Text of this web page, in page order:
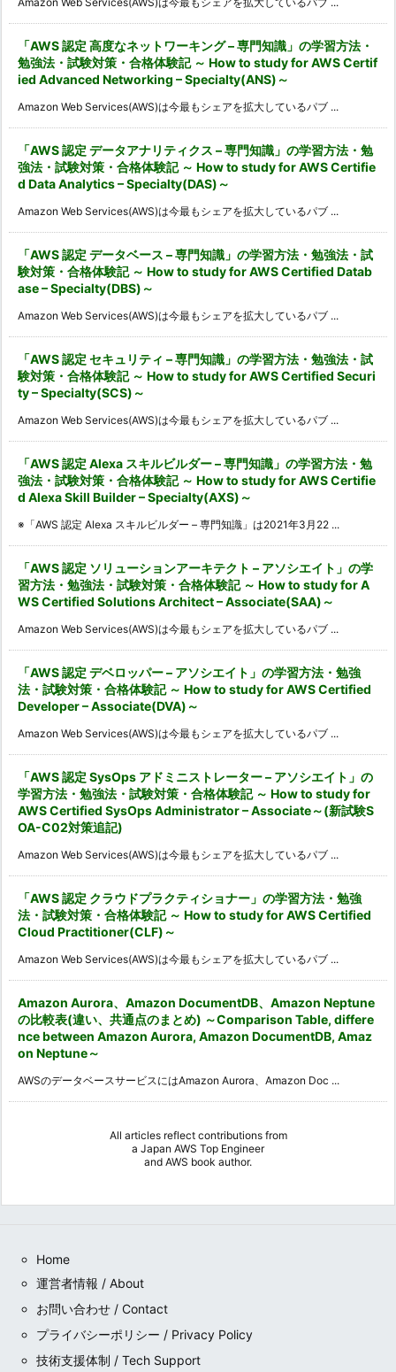
「AWS 認定 高度なネットワーキング – 専門知識」の学習方法・
勉強法・試験対策・合格体験記 ～ How to study for AWS Certif
ied Advanced Networking – Specialty(ANS)～
Amazon Web Services(AWS)は今最もシェアを拡大しているパブ ...
「AWS 認定 データアナリティクス – 専門知識」の学習方法・勉
強法・試験対策・合格体験記 ～ How to study for AWS Certifie
d Data Analytics – Specialty(DAS)～
Amazon Web Services(AWS)は今最もシェアを拡大しているパブ ...
「AWS 認定 データベース – 専門知識」の学習方法・勉強法・試
験対策・合格体験記 ～ How to study for AWS Certified Datab
ase – Specialty(DBS)～
Amazon Web Services(AWS)は今最もシェアを拡大しているパブ ...
「AWS 認定 セキュリティ – 専門知識」の学習方法・勉強法・試
験対策・合格体験記 ～ How to study for AWS Certified Securi
ty – Specialty(SCS)～
Amazon Web Services(AWS)は今最もシェアを拡大しているパブ ...
「AWS 認定 Alexa スキルビルダー – 専門知識」の学習方法・勉
強法・試験対策・合格体験記 ～ How to study for AWS Certifie
d Alexa Skill Builder – Specialty(AXS)～
※「AWS 認定 Alexa スキルビルダー – 専門知識」は2021年3月22 ...
「AWS 認定 ソリューションアーキテクト – アソシエイト」の学
習方法・勉強法・試験対策・合格体験記 ～ How to study for A
WS Certified Solutions Architect – Associate(SAA)～
Amazon Web Services(AWS)は今最もシェアを拡大しているパブ ...
「AWS 認定 デベロッパー – アソシエイト」の学習方法・勉強
法・試験対策・合格体験記 ～ How to study for AWS Certified
Developer – Associate(DVA)～
Amazon Web Services(AWS)は今最もシェアを拡大しているパブ ...
「AWS 認定 SysOps アドミニストレーター – アソシエイト」の
学習方法・勉強法・試験対策・合格体験記 ～ How to study for
AWS Certified SysOps Administrator – Associate～(新試験S
OA-C02対策追記)
Amazon Web Services(AWS)は今最もシェアを拡大しているパブ ...
「AWS 認定 クラウドプラクティショナー」の学習方法・勉強
法・試験対策・合格体験記 ～ How to study for AWS Certified
Cloud Practitioner(CLF)～
Amazon Web Services(AWS)は今最もシェアを拡大しているパブ ...
Amazon Aurora、Amazon DocumentDB、Amazon Neptune
の比較表(違い、共通点のまとめ) ～Comparison Table, differe
nce between Amazon Aurora, Amazon DocumentDB, Amaz
on Neptune～
AWSのデータベースサービスにはAmazon Aurora、Amazon Doc ...
All articles reflect contributions from
a Japan AWS Top Engineer
and AWS book author.
Home
運営者情報 / About
お問い合わせ / Contact
プライバシーポリシー / Privacy Policy
技術支援体制 / Tech Support